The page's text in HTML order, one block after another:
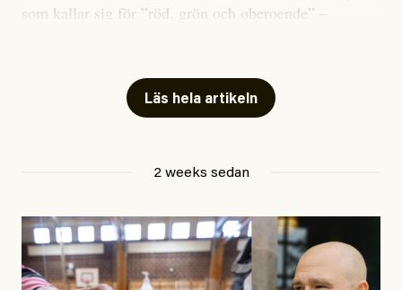
som kallar sig för ”röd, grön och oberoende” –
skriver för? Vad betyder det att vara en ”röd, grön och
oberoende” tidning? Och vad är egentligen bra
utpekas som israelisk infiltratör”. Enligt ingressen
handlar artikeln om en person vars ”bakgrund skapar
splittring och oro i rörelsen”. Problemet är att artikeln
Läs hela artikeln
2 weeks sedan